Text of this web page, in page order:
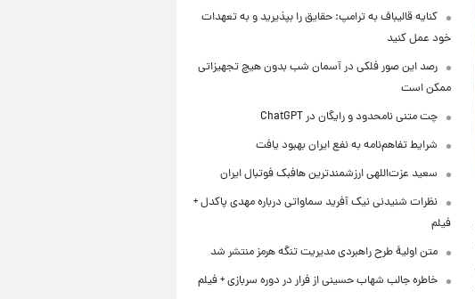
کنایه قالیباف به ترامپ: حقایق را بپذیرید و به تعهدات
خود عمل کنید
رصد این صور فلکی در آسمان شب بدون هیچ تجهیزاتی
ممکن است
چت متنی نامحدود و رایگان در ChatGPT
شرایط تفاهم‌نامه به نفع ایران بهبود یافت
سعید عزت‌اللهی ارزشمندترین هافبک فوتبال ایران
نظرات شنیدنی نیک آفرید سماواتی درباره مهدی پاکدل +
فیلم
متن اولیۀ طرح راهبردی مدیریت تنگه هرمز منتشر شد
خاطره جالب شهاب حسینی از فرار در دوره سربازی + فیلم